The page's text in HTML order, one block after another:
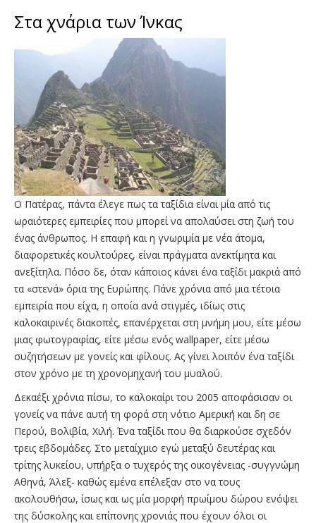
Στα χνάρια των Ίνκας
Ο Πατέρας, πάντα έλεγε πως τα ταξίδια είναι μία από τις
ωραιότερες εμπειρίες που μπορεί να απολαύσει στη ζωή του
ένας άνθρωπος. Η επαφή και η γνωριμία με νέα άτομα,
διαφορετικές κουλτούρες, είναι πράγματα ανεκτίμητα και
ανεξίτηλα. Πόσο δε, όταν κάποιος κάνει ένα ταξίδι μακριά από
τα «στενά» όρια της Ευρώπης. Πάνε χρόνια από μια τέτοια
εμπειρία που είχα, η οποία ανά στιγμές, ιδίως στις
καλοκαιρινές διακοπές, επανέρχεται στη μνήμη μου, είτε μέσω
μιας φωτογραφίας, είτε μέσω ενός wallpaper, είτε μέσω
συζητήσεων με γονείς και φίλους. Ας γίνει λοιπόν ένα ταξίδι
στον χρόνο με τη χρονομηχανή του μυαλού.
Δεκαέξι χρόνια πίσω, το καλοκαίρι του 2005 αποφάσισαν οι
γονείς να πάνε αυτή τη φορά στη νότιο Αμερική και δη σε
Περού, Βολιβία, Χιλή. Ένα ταξίδι που θα διαρκούσε σχεδόν
τρεις εβδομάδες. Στο μεταίχμιο εγώ μεταξύ δευτέρας και
τρίτης λυκείου, υπήρξα ο τυχερός της οικογένειας -συγγνώμη
Αθηνά, Άλεξ- καθώς εμένα επέλεξαν στο να τους
ακολουθήσω, ίσως και ως μία μορφή πρωίμου δώρου ενόψει
της δύσκολης και επίπονης χρονιάς που έχουν όλοι οι